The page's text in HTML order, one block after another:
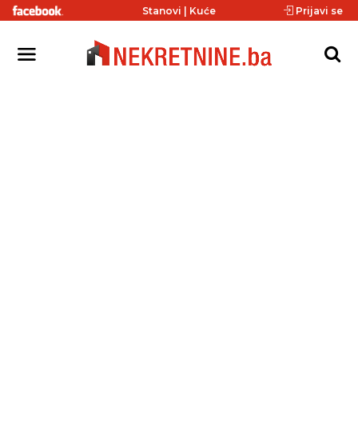
Stanovi Kuće Prijavi se